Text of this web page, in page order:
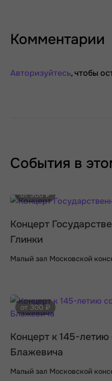
Комментарии
Авторизуйтесь, чтобы
События в
от 300 ₽
Концерт
Глинки
Малый зал Московской
от 300 ₽
Концерт к 145-
Блажевича
Малый зал Московской